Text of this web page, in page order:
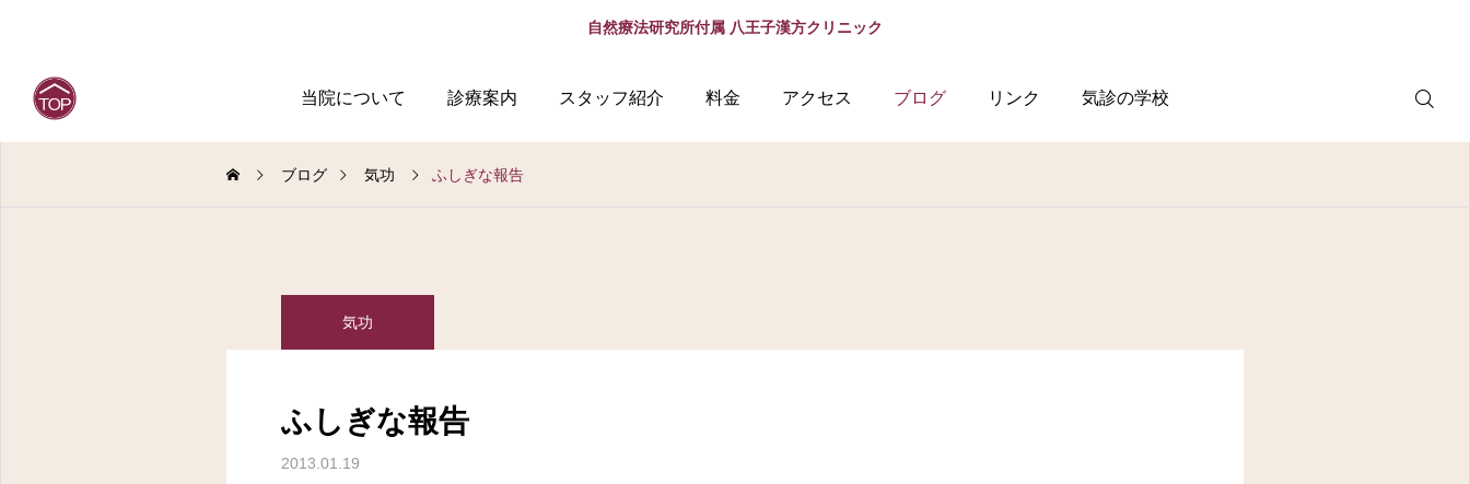
自然療法研究所付属 八王子漢方クリニック
当院について 診療案内 スタッフ紹介 料金 アクセス ブログ リンク 気診の学校
ブログ 気功 ふしぎな報告
気功
ふしぎな報告
2013.01.19